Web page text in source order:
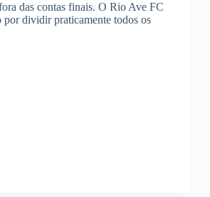
das contas finais. O Rio Ave FC
dividir praticamente todos os